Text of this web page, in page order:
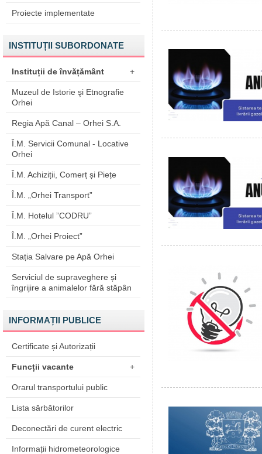
Proiecte implementate
INSTITUȚII SUBORDONATE
Instituții de învățământ +
Muzeul de Istorie şi Etnografie
Orhei
Regia Apă Canal – Orhei S.A.
Î.M. Servicii Comunal - Locative
Orhei
Î.M. Achiziții, Comerț și Piețe
Î.M. „Orhei Transport”
Î.M. Hotelul ”CODRU”
Î.M. „Orhei Proiect”
Stația Salvare pe Apă Orhei
Serviciul de supraveghere și
îngrijire a animalelor fără stăpân
INFORMAȚII PUBLICE
Certificate și Autorizații
Funcții vacante +
Orarul transportului public
Lista sărbătorilor
Deconectări de curent electric
Informații hidrometeorologice